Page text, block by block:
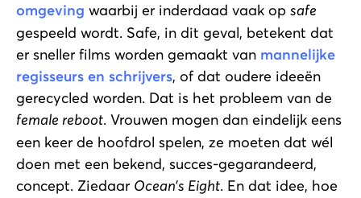
omgeving waarbij er inderdaad vaak op safe
gespeeld wordt. Safe, in dit geval, betekent dat
er sneller films worden gemaakt van mannelijke
regisseurs en schrijvers, of dat oudere ideeën
gerecycled worden. Dat is het probleem van de
female reboot. Vrouwen mogen dan eindelijk eens
een keer de hoofdrol spelen, ze moeten dat wél
doen met een bekend, succes-gegarandeerd,
concept. Ziedaar Ocean’s Eight. En dat idee, hoe